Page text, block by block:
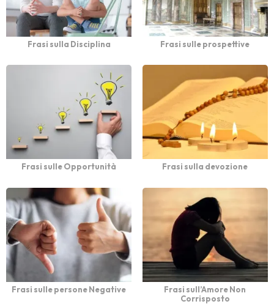
Frasi sulla Disciplina Frasi sulle prospettive
Frasi sulle Opportunità Frasi sulla devozione
Frasi sulle persone Negative
Frasi sull’Amore Non
Corrisposto